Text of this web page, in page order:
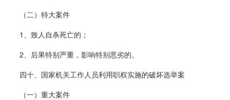
（二）特大案件
1、致人自杀死亡的；
2、后果特别严重，影响特别恶劣的。
四十、国家机关工作人员利用职权实施的破坏选举案
（一）重大案件